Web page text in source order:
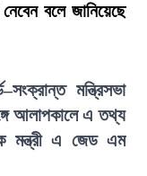
বলে জানিয়েছে
মন্ত্রিসভা
আলাপকালে এ তথ্য
মন্ত্রী এ জেড এম